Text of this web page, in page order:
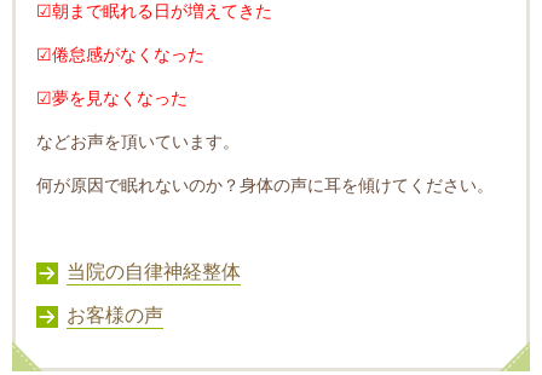
☑朝まで眠れる日が増えてきた
☑倦怠感がなくなった
☑夢を見なくなった
などお声を頂いています。
何が原因で眠れないのか？身体の声に耳を傾けてください。
当院の自律神経整体
お客様の声